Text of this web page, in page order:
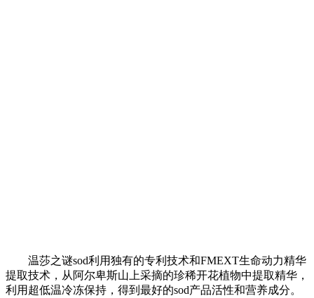
温莎之谜sod利用独有的专利技术和FMEXT生命动力精华
提取技术，从阿尔卑斯山上采摘的珍稀开花植物中提取精华，
利用超低温冷冻保持，得到最好的sod产品活性和营养成分。